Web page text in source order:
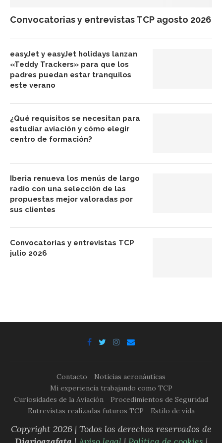
Convocatorias y entrevistas TCP agosto 2026
easyJet y easyJet holidays lanzan
«Teddy Trackers» para que los
padres puedan estar tranquilos
este verano
¿Qué requisitos se necesitan para
estudiar aviación y cómo elegir
centro de formación?
Iberia renueva los menús de largo
radio con una selección de las
propuestas mejor valoradas por
sus clientes
Convocatorias y entrevistas TCP
julio 2026
Contacto
Noticias aeronáuticas
Mi experiencia trabajando como TCP
Curiosidades de la Aviación
Procedimientos de Seguridad
Entrevistas realizadas futuros TCP
Estilo de vida
Copyright 2026 | Todos los derechos reservados de